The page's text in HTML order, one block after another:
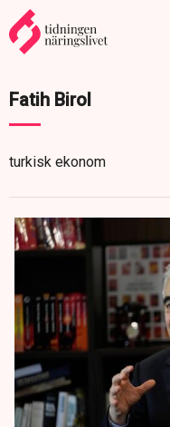
Fatih Birol
turkisk ekonom